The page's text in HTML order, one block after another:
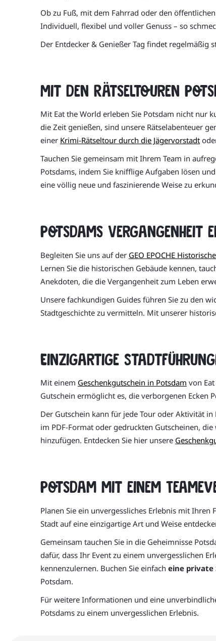
Ob zu Fuß, mit dem Fahrrad oder den
Individuell, flexibel und voller Genuss – so
Der Entdecker & Genießer Tag findet regelmäßig
Mit den Rätseltouren
Mit Eat the World erleben Sie Potsdam nicht nur
die Zeit genießen, sind unsere Rätselabenteuer
einer Krimi-Rätseltour durch die Jägervorstadt
Tauchen Sie gemeinsam mit Ihrem Team in
Potsdams, indem Sie knifflige Aufgaben lösen
eine völlig neue und faszinierende Weise zu
Potsdams Vergangenheit
Begleiten Sie uns auf der GEO EPOCHE
Lernen Sie die historischen Gebäude kennen,
Anekdoten, die die Vergangenheit zum Leben
Unsere fachkundigen Guides führen Sie zu den
Stadtgeschichte zu vermitteln. Mit unserer
Einzigartige
Mit einem Geschenkgutschein in Potsdam von
Gutschein ermöglicht es, die verborgenen Ecken
Der Gutschein kann für jede Tour oder Aktivität
im PDF-Format oder gedruckten Gutscheinen,
hinzufügen. Entdecken Sie hier unsere
Potsdam mit einem
Planen Sie ein unvergessliches Erlebnis mit
Stadt auf eine einzigartige Art und Weise
Gemeinsam tauchen Sie in die Geheimnisse
dafür, dass Ihr Event zu einem unvergesslichen
kennenzulernen. Buchen Sie einfach eine
Potsdam.
Für weitere Informationen und eine
Potsdams zu einem unvergesslichen Erlebnis.